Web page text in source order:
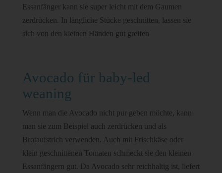
Essanfänger kann sie super leicht mit dem Gaumen
zerdrücken. In längliche Stücke geschnitten, lassen sie
sich von den kleinen Händen gut greifen
Avocado für baby-led
weaning
Wenn man die Avocado nicht pur geben möchte, kann
man sie zum Beispiel auch zerdrücken und als
Brotaufstrich verwenden. Auch mit Frischkäse oder
klein geschnittenen Tomaten schmeckt sie den kleinen
Essanfängern gut. Da Avocado sehr reichhaltig ist, liefert